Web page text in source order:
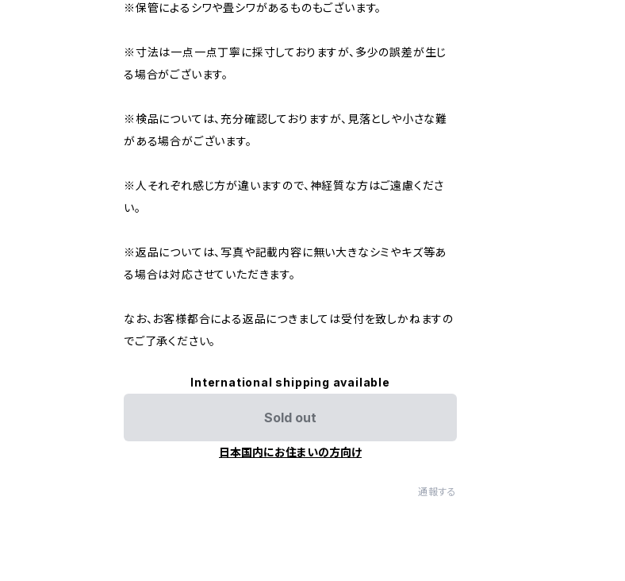
※保管によるシワや畳シワがあるものもございます。
※寸法は一点一点丁寧に採寸しておりますが、多少の誤差が生じ
る場合がございます。
※検品については、充分確認しておりますが、見落としや小さな難
がある場合がございます。
※人それぞれ感じ方が違いますので、神経質な方はご遠慮くださ
い。
※返品については、写真や記載内容に無い大きなシミやキズ等あ
る場合は対応させていただきます。
なお、お客様都合による返品につきましては受付を致しかねますの
でご了承ください。
International shipping available
Sold out
日本国内にお住まいの方向け
通報する